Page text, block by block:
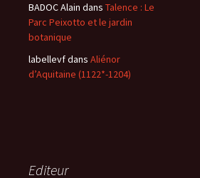
BADOC Alain dans Talence : Le
Parc Peixotto et le jardin
botanique
labellevfdans Aliénor
d’Aquitaine (1122*-1204)
Editeur